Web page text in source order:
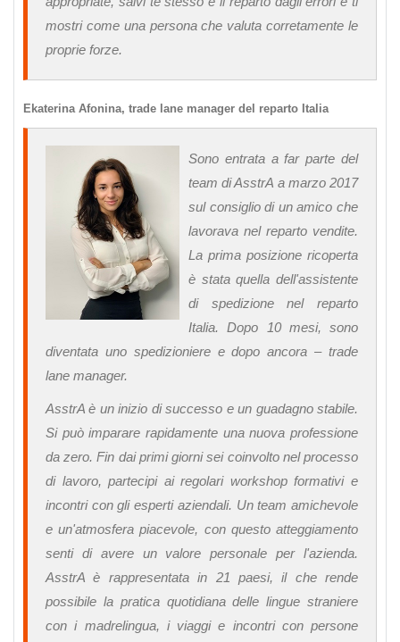
mostri come una persona che valuta corretamente le
proprie forze.
Ekaterina Afonina, trade lane manager del reparto Italia
Sono entrata a far parte del
team di AsstrA a marzo 2017
sul consiglio di un amico che
lavorava nel reparto vendite.
La prima posizione ricoperta
è stata quella dell'assistente
di spedizione nel reparto
Italia. Dopo 10 mesi, sono
diventata uno spedizioniere e dopo ancora – trade
lane manager.
AsstrA è un inizio di successo e un guadagno stabile.
Si può imparare rapidamente una nuova professione
da zero. Fin dai primi giorni sei coinvolto nel processo
di lavoro, partecipi ai regolari workshop formativi e
incontri con gli esperti aziendali. Un team amichevole
e un'atmosfera piacevole, con questo atteggiamento
senti di avere un valore personale per l'azienda.
AsstrA è rappresentata in 21 paesi, il che rende
possibile la pratica quotidiana delle lingue straniere
con i madrelingua, i viaggi e incontri con persone